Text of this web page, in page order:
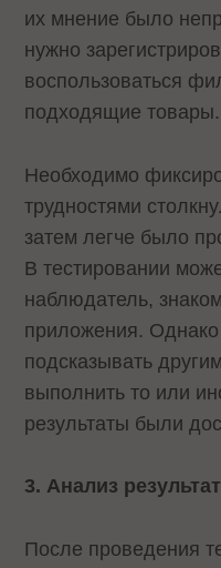
их мнение было
нужно
воспользоваться
подходящие товары.
Необходимо
трудностями
затем легче было
В тестировании
наблюдатель,
приложения.
подсказывать
выполнить то или
результаты были
3. Анализ
После проведения